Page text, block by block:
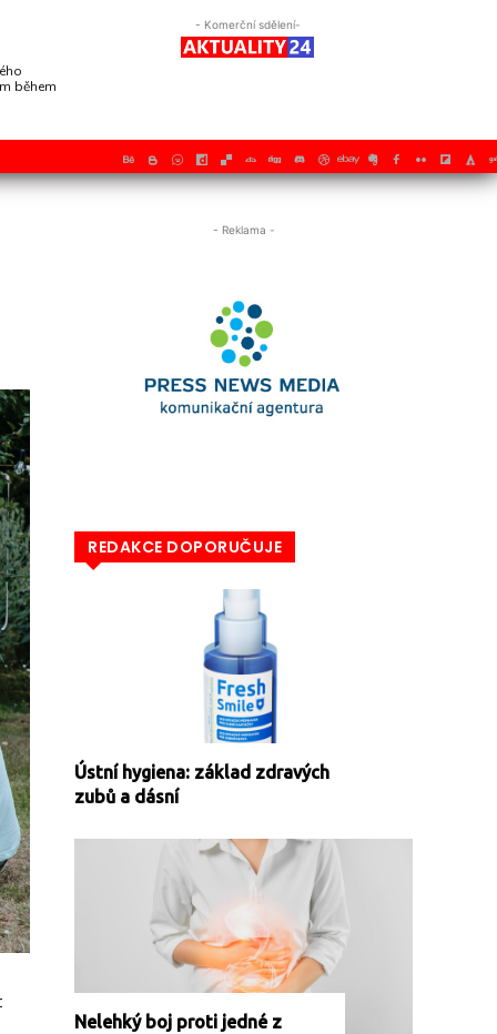
během
- Komerční sdělení-
- Reklama -
REDAKCE DOPORUČUJE
Ústní hygiena: základ zdravých
zubů a dásní
Nelehký boj proti jedné z